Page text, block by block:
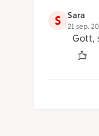
S Sara
21 sep.
Gott,